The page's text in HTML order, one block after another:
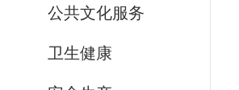
公共文化服务
卫生健康